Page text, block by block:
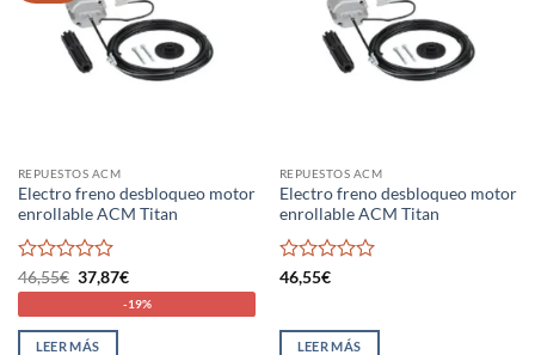
REPUESTOS ACM
Electro freno desbloqueo motor
enrollable ACM Titan
Valorado
con
0
de
46,55€ El
precio
original
era:
46,55€.
37,87€El
precio
actual
es:
-19%
LEER MÁS
REPUESTOS ACM
Electro freno desbloqueo motor
enrollable ACM Titan
Valorado
de
46,55€
LEER MÁS